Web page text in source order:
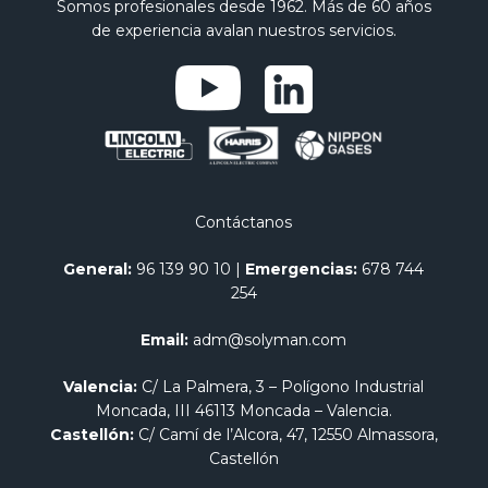
Somos profesionales desde 1962. Más de 60 años
de experiencia avalan nuestros servicios.
Contáctanos
General: 96 139 90 10 | Emergencias: 678 744
254
Email: adm@solyman.com
Valencia: C/ La Palmera, 3 – Polígono Industrial
Moncada, III 46113 Moncada – Valencia.
Castellón:C/ Camí de l’Alcora, 47, 12550 Almassora,
Castellón